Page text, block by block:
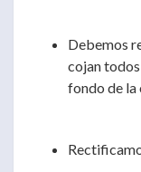
Debemos
cojan todos
fondo de la